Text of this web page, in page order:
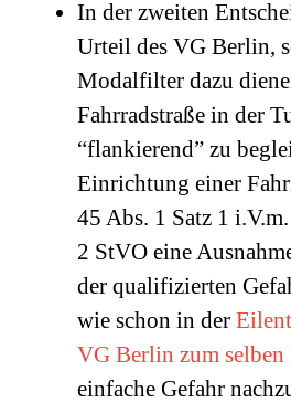
In der zweiten
Urteil des VG Berlin,
Modalfilter dazu
Fahrradstraße in der
“flankierend” zu
Einrichtung einer
45 Abs. 1 Satz 1
2 StVO eine
der qualifizierten
wie schon in der
VG Berlin zum selben
einfache Gefahr